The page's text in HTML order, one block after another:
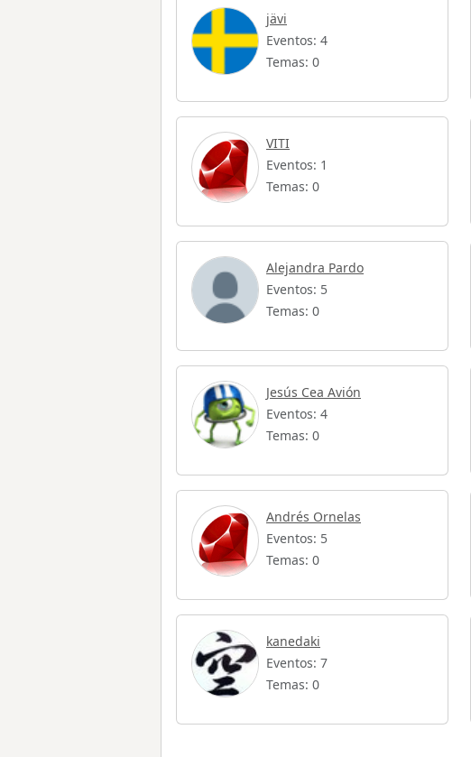
jävi
Eventos: 4
Temas: 0
VITI
Eventos: 1
Temas: 0
Alejandra Pardo
Eventos: 5
Temas: 0
Jesús Cea Avión
Eventos: 4
Temas: 0
Andrés Ornelas
Eventos: 5
Temas: 0
kanedaki
Eventos: 7
Temas: 0